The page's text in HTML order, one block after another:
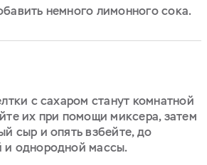
немного лимонного сока.
с сахаром станут комнатной
их при помощи миксера, затем
сыр и опять взбейте, до
и однородной массы.